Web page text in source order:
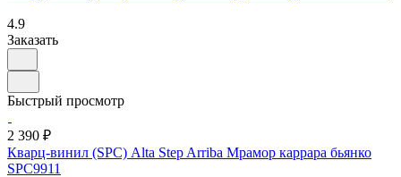
4.9
Заказать
Быстрый просмотр
2 390 ₽
Кварц-винил (SPC) Alta Step Arriba Мрамор каррара бьянко
SPC9911